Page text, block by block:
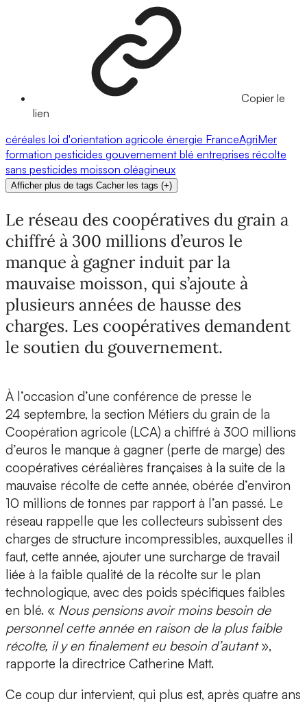
Copier le
lien
céréales loi d'orientation agricole énergie FranceAgriMer
formation pesticides gouvernement blé entreprises récolte
sans pesticides moisson oléagineux
Afficher plus de tags Cacher les tags (+)
Le réseau des coopératives du grain a
chiffré à 300 millions d’euros le
manque à gagner induit par la
mauvaise moisson, qui s’ajoute à
plusieurs années de hausse des
charges. Les coopératives demandent
le soutien du gouvernement.
À l’occasion d’une conférence de presse le
24 septembre, la section Métiers du grain de la
Coopération agricole (LCA) a chiffré à 300 millions
d’euros le manque à gagner (perte de marge) des
coopératives céréalières françaises à la suite de la
mauvaise récolte de cette année, obérée d’environ
10 millions de tonnes par rapport à l’an passé. Le
réseau rappelle que les collecteurs subissent des
charges de structure incompressibles, auxquelles il
faut, cette année, ajouter une surcharge de travail
liée à la faible qualité de la récolte sur le plan
technologique, avec des poids spécifiques faibles
en blé. « Nous pensions avoir moins besoin de
personnel cette année en raison de la plus faible
récolte, il y en finalement eu besoin d’autant»,
rapporte la directrice Catherine Matt.
Ce coup dur intervient, qui plus est, après quatre ans